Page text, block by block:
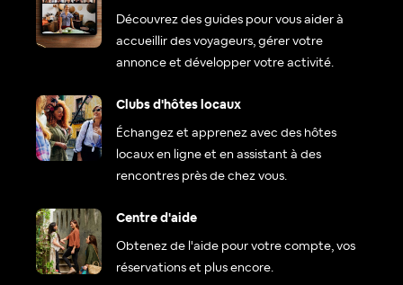
Découvrez des guides pour vous aider à
accueillir des voyageurs, gérer votre
annonce et développer votre activité.
Clubs d'hôtes locaux
Échangez et apprenez avec des hôtes
locaux en ligne et en assistant à des
rencontres près de chez vous.
Centre d'aide
Obtenez de l'aide pour votre compte, vos
réservations et plus encore.